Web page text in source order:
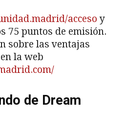
acceso y
75 puntos de emisión.
sobre las ventajas
la web
de Dream